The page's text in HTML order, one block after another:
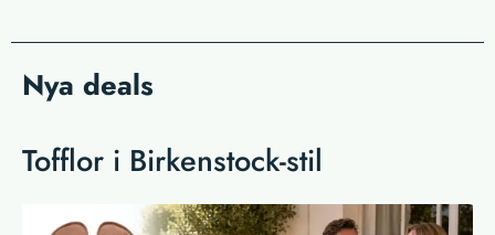
Nya deals
Tofflor i Birkenstock-stil